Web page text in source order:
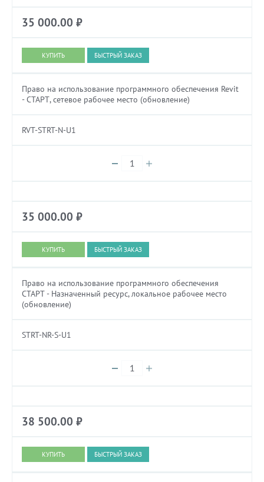
35 000.00 ₽
БЫСТРЫЙ ЗАКАЗ
Право на использование программного обеспечения Revit
- СТАРТ, сетевое рабочее место (обновление)
RVT-STRT-N-U1
35 000.00 ₽
БЫСТРЫЙ ЗАКАЗ
Право на использование программного обеспечения
СТАРТ - Назначенный ресурс, локальное рабочее место
(обновление)
STRT-NR-S-U1
38 500.00 ₽
БЫСТРЫЙ ЗАКАЗ